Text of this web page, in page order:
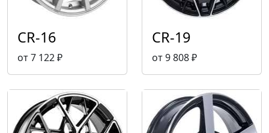
CR-16
от 7 122 ₽
CR-19
от 9 808 ₽